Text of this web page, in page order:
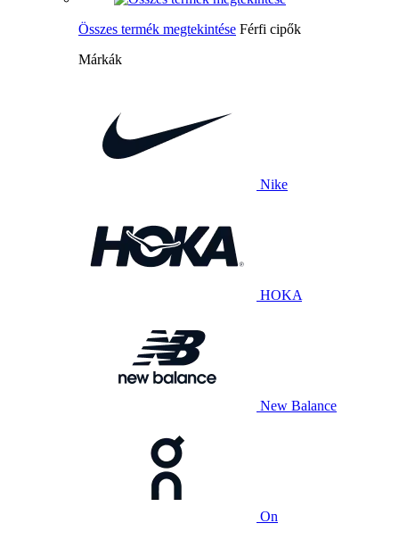
Összes termék megtekintése Férfi cipők
Márkák
Nike
HOKA
New Balance
On